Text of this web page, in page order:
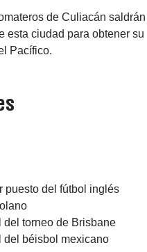
de Culiacán saldrán
esta ciudad para obtener su
Pacífico.
puesto del fútbol inglés
torneo de Brisbane
del béisbol mexicano